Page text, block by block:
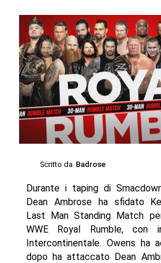
Scritto da Badrose
Durante i taping di
Dean Ambrose ha sfidato
Last Man Standing Match
WWE Royal Rumble,
Intercontinentale. Owens ha
dopo ha attaccato Dean